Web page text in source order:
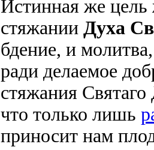
Истинная же цель
стяжании Духа
бдение, и
ради делаемое
стяжания
что только лишь
приносит нам